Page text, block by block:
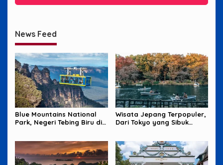
News Feed
Blue Mountains National
Park, Negeri Tebing Biru di
Wisata Jepang Terpopuler,
Dari Tokyo yang Sibuk